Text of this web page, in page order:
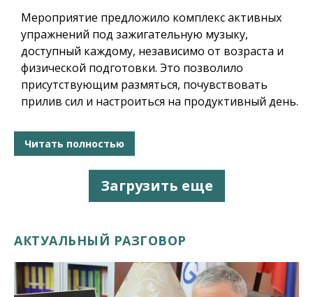
Мероприятие предложило комплекс активных
упражнений под зажигательную музыку,
доступный каждому, независимо от возраста и
физической подготовки. Это позволило
присутствующим размяться, почувствовать
прилив сил и настроиться на продуктивный день.
Читать полностью
Загрузить еще
АКТУАЛЬНЫЙ РАЗГОВОР